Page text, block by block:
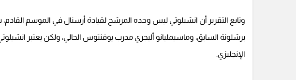
وتابع التقرير أن انشيلوتي ليس وحده المرشح لقيادة أرسنال في الموسم القادم،
برشلونة السابق، وماسيمليانو أليجري مدرب يوفنتوس الحالي، ولكن يعتبر
الإنجليزي.